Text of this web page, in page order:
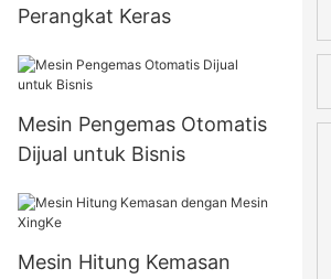
Perangkat Keras
Mesin Pengemas Otomatis
Dijual untuk Bisnis
Mesin Hitung Kemasan